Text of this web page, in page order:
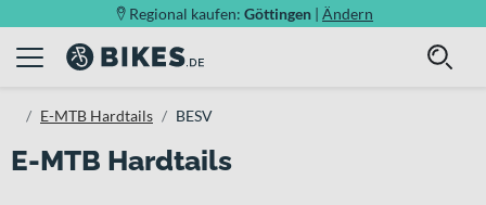
Regional kaufen: Göttingen | Ändern
E-MTB Hardtails BESV
E-MTB Hardtails